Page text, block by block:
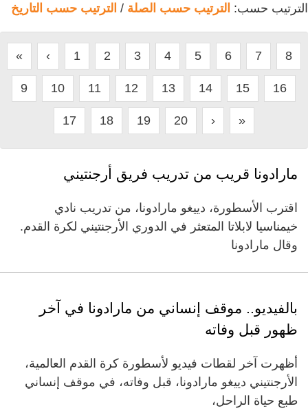
الترتيب حسب: الترتيب حسب الصلة / الترتيب حسب التاريخ
« ‹ 1 2 3 4 5 6 7 8
9 10 11 12 13 14 15 16
17 18 19 20 › »
مارادونا قريب من تدريب فريق أرجنتيني
اقترب الأسطورة، دييغو مارادونا، من تدريب نادي
خيمناسيا لابلاتا المتعثر في الدوري الأرجنتيني لكرة القدم.
وقال مارادونا
بالفيديو.. موقف إنساني من مارادونا في آخر
ظهور قبل وفاته
أظهرت آخر لقطات فيديو لأسطورة كرة القدم العالمية،
الأرجنتيني دييغو مارادونا، قبل وفاته، في موقف إنساني
طبع حياة الراحل،